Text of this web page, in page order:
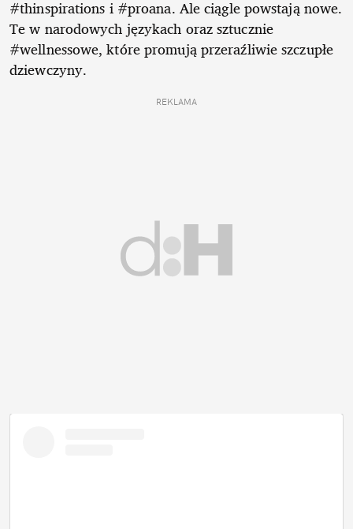
#thinspirations i #proana. Ale ciągle powstają nowe.
Te w narodowych językach oraz sztucznie
#wellnessowe, które promują przeraźliwie szczupłe
dziewczyny.
REKLAMA